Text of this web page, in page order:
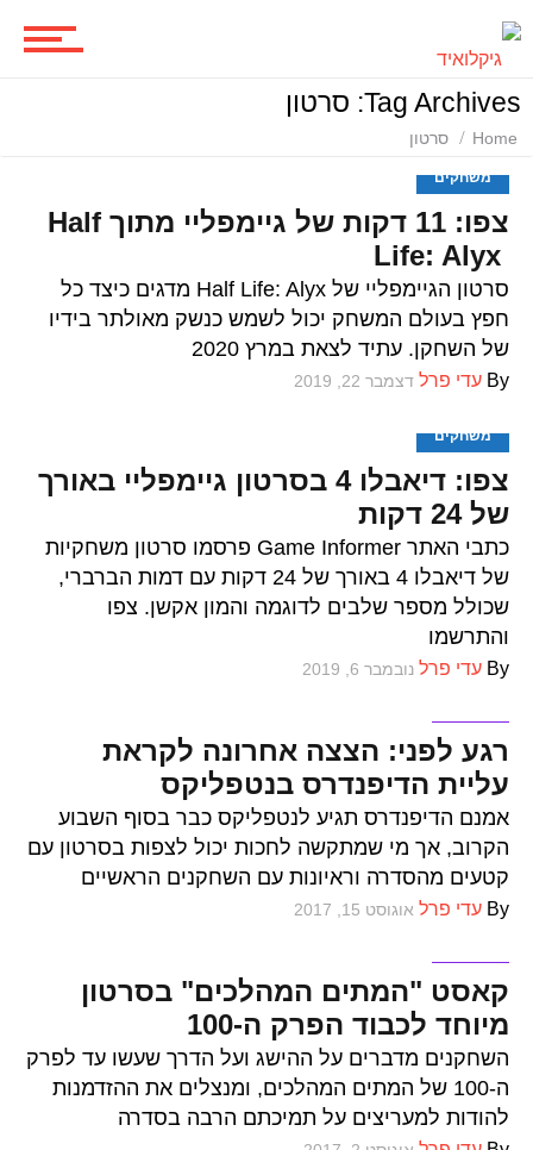
סדרות
משחקים
ביקורות משחקים
ספרים וקומיקס
וכל השאר
Tag Archives: סרטון
Home סרטון
משחקים
צפו: 11 דקות של גיימפליי מתוך Half
Life: Alyx
סרטון הגיימפליי של Half Life: Alyx מדגים כיצד כל
חפץ בעולם המשחק יכול לשמש כנשק מאולתר בידיו
של השחקן. עתיד לצאת במרץ 2020
By עדי פרל דצמבר 22, 2019
משחקים
צפו: דיאבלו 4 בסרטון גיימפליי באורך
של 24 דקות
כתבי האתר Game Informer פרסמו סרטון משחקיות
של דיאבלו 4 באורך של 24 דקות עם דמות הברברי,
שכולל מספר שלבים לדוגמה והמון אקשן. צפו
והתרשמו
By עדי פרל נובמבר 6, 2019
רגע לפני: הצצה אחרונה לקראת
עליית הדיפנדרס בנטפליקס
אמנם הדיפנדרס תגיע לנטפליקס כבר בסוף השבוע
הקרוב, אך מי שמתקשה לחכות יכול לצפות בסרטון עם
קטעים מהסדרה וראיונות עם השחקנים הראשיים
By עדי פרל אוגוסט 15, 2017
קאסט "המתים המהלכים" בסרטון
מיוחד לכבוד הפרק ה-100
השחקנים מדברים על ההישג ועל הדרך שעשו עד לפרק
ה-100 של המתים המהלכים, ומנצלים את ההזדמנות
להודות למעריצים על תמיכתם הרבה בסדרה